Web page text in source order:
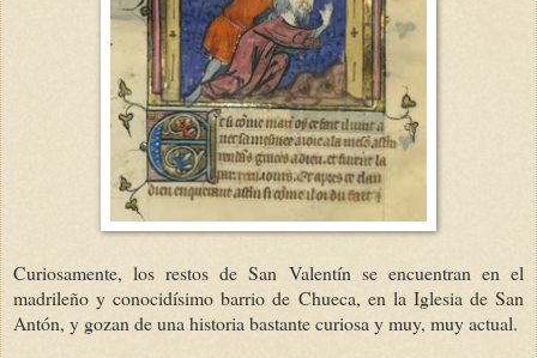
Curiosamente, los restos de San Valentín se encuentran en el
madrileño y conocidísimo barrio de Chueca, en la Iglesia de San
Antón, y gozan de una historia bastante curiosa y muy, muy actual.